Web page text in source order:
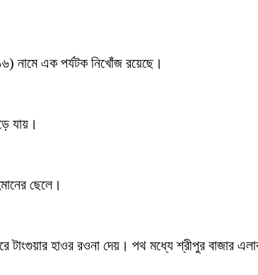
নামে এক পর্যটক নিখোঁজ রয়েছে।
যায়।
ছেলে।
হাওর রওনা দেয়। পথ মধ্যে শ্রীপুর বাজার